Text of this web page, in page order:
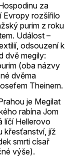
za
Evropy rozšířilo
purim z roku
Událost –
odsouzení k
dvě megily:
(oba názvy
dvěma
Theinem.
je Megilat
rabína Jom
líčí Hellerovo
křesťanství, jíž
smrti císař
výše).